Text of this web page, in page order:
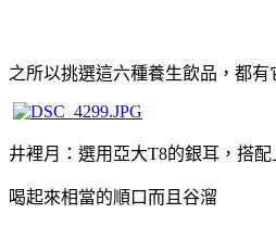
之所以挑選這六種養生飲品，都有
井裡月：選用亞大T8的銀耳，搭
喝起來相當的順口而且谷溜